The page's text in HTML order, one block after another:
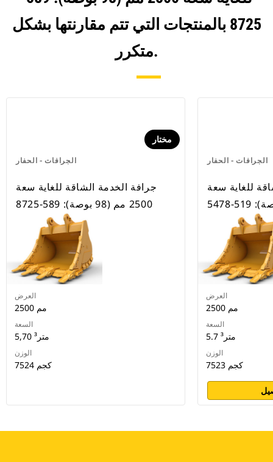
8725 بالمنتجات التي تتم مقارنتها بشكل
متكرر.
الجرافات - الحفار
مختار
جرافة الخدمة الشاقة للغاية سعة
2500 مم (98 بوصة): 589-8725
العرض
2500 مم
السعة
5,70 متر³
الوزن
7524 كجم
الجرافات - الحفار
للغاية سعة
العرض
2500 مم
السعة
5.7 متر³
الوزن
7523 كجم